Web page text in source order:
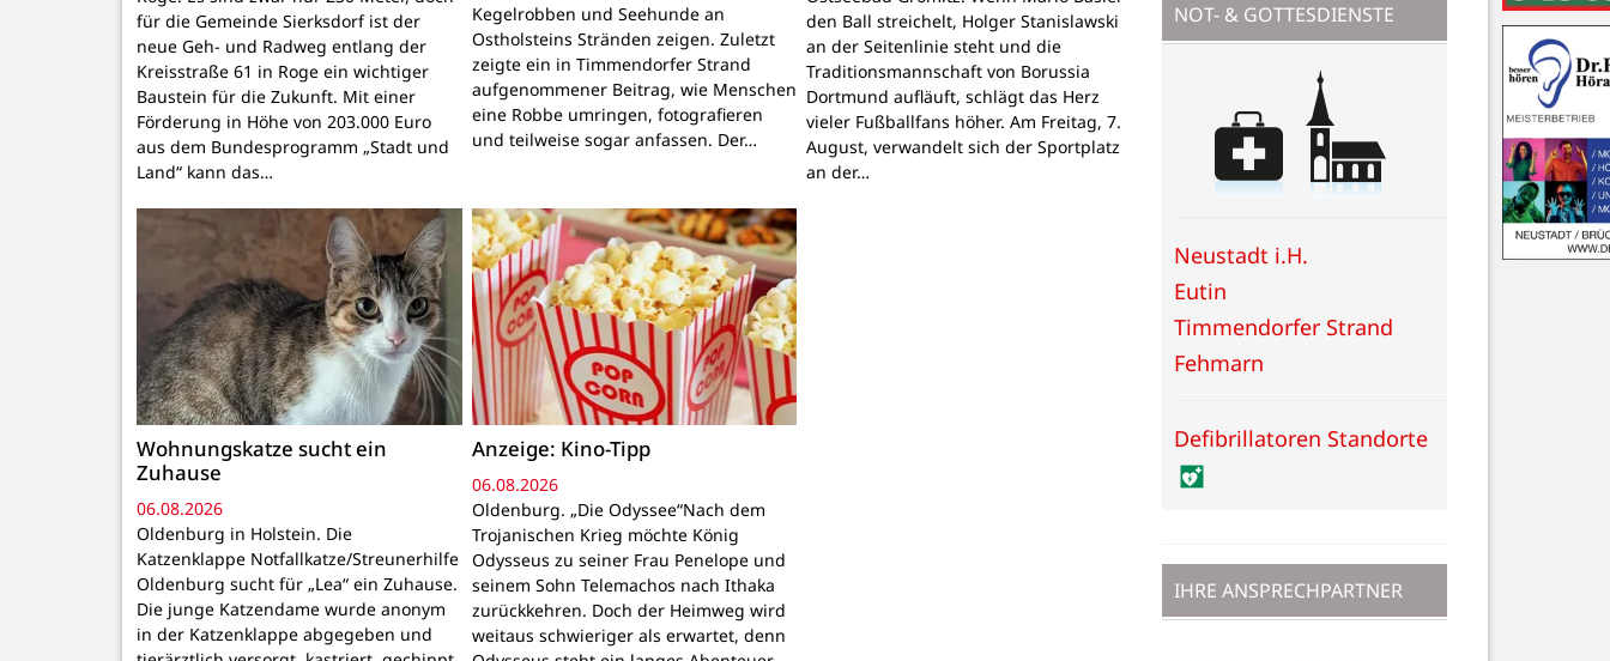
für die Gemeinde Sierksdorf ist der
neue Geh- und Radweg entlang der
Kreisstraße 61 in Roge ein wichtiger
Baustein für die Zukunft. Mit einer
Förderung in Höhe von 203.000 Euro
aus dem Bundesprogramm „Stadt und
Land“ kann das…
Kegelrobben und Seehunde an
Ostholsteins Stränden zeigen. Zuletzt
zeigte ein in Timmendorfer Strand
aufgenommener Beitrag, wie Menschen
eine Robbe umringen, fotografieren
und teilweise sogar anfassen. Der…
den Ball streichelt, Holger Stanislawski
an der Seitenlinie steht und die
Traditionsmannschaft von Borussia
Dortmund aufläuft, schlägt das Herz
vieler Fußballfans höher. Am Freitag, 7.
August, verwandelt sich der Sportplatz
an der…
Wohnungskatze sucht ein
Zuhause
06.08.2026
Oldenburg in Holstein. Die
Katzenklappe Notfallkatze/Streunerhilfe
Oldenburg sucht für „Lea“ ein Zuhause.
Die junge Katzendame wurde anonym
in der Katzenklappe abgegeben und
Anzeige: Kino-Tipp
06.08.2026
Oldenburg. „Die Odyssee“Nach dem
Trojanischen Krieg möchte König
Odysseus zu seiner Frau Penelope und
seinem Sohn Telemachos nach Ithaka
zurückkehren. Doch der Heimweg wird
weitaus schwieriger als erwartet, denn
NOT- & GOTTESDIENSTE
Neustadt i.H.
Eutin
Timmendorfer Strand
Fehmarn
Defibrillatoren Standorte
IHRE ANSPRECHPARTNER